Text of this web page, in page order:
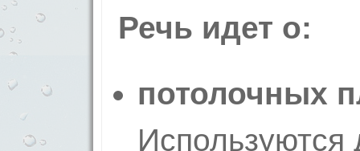
Речь идет о:
потолочных
Используются